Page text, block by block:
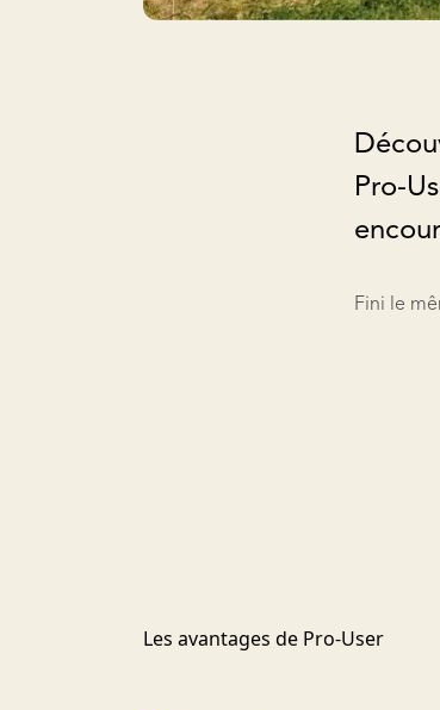
Pro-
Fini le
Les avantages de Pro-User